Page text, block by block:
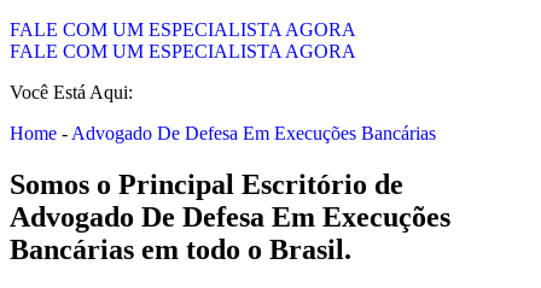
FALE COM UM ESPECIALISTA AGORA
FALE COM UM ESPECIALISTA AGORA
Você Está Aqui:
Home - Advogado De Defesa Em Execuções Bancárias
Somos o Principal Escritório de
Advogado De Defesa Em Execuções
Bancárias em todo o Brasil.